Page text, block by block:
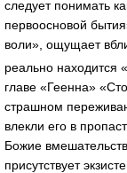
следует понимать
первоосновой
воли», ощущает
реально
главе «Геенна»
страшном
влекли его в
Божие
присутствует